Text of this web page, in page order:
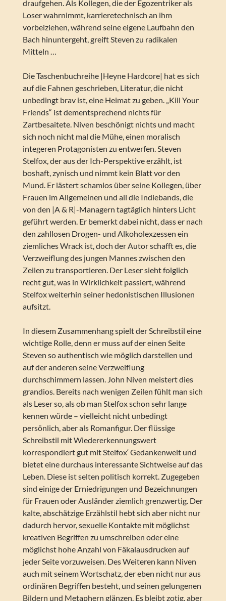
draufgehen. Als Kollegen, die der Egozentriker als
Loser wahrnimmt, karrieretechnisch an ihm
vorbeiziehen, während seine eigene Laufbahn den
Bach hinuntergeht, greift Steven zu radikalen
Mitteln …
Die Taschenbuchreihe |Heyne Hardcore| hat es sich
auf die Fahnen geschrieben, Literatur, die nicht
unbedingt brav ist, eine Heimat zu geben. „Kill Your
Friends“ ist dementsprechend nichts für
Zartbesaitete. Niven beschönigt nichts und macht
sich noch nicht mal die Mühe, einen moralisch
integeren Protagonisten zu entwerfen. Steven
Stelfox, der aus der Ich-Perspektive erzählt, ist
boshaft, zynisch und nimmt kein Blatt vor den
Mund. Er lästert schamlos über seine Kollegen, über
Frauen im Allgemeinen und all die Indiebands, die
von den |A & R|-Managern tagtäglich hinters Licht
geführt werden. Er bemerkt dabei nicht, dass er nach
den zahllosen Drogen- und Alkoholexzessen ein
ziemliches Wrack ist, doch der Autor schafft es, die
Verzweiflung des jungen Mannes zwischen den
Zeilen zu transportieren. Der Leser sieht folglich
recht gut, was in Wirklichkeit passiert, während
Stelfox weiterhin seiner hedonistischen Illusionen
aufsitzt.
In diesem Zusammenhang spielt der Schreibstil eine
wichtige Rolle, denn er muss auf der einen Seite
Steven so authentisch wie möglich darstellen und
auf der anderen seine Verzweiflung
durchschimmern lassen. John Niven meistert dies
grandios. Bereits nach wenigen Zeilen fühlt man sich
als Leser so, als ob man Stelfox schon sehr lange
kennen würde – vielleicht nicht unbedingt
persönlich, aber als Romanfigur. Der flüssige
Schreibstil mit Wiedererkennungswert
korrespondiert gut mit Stelfox‘ Gedankenwelt und
bietet eine durchaus interessante Sichtweise auf das
Leben. Diese ist selten politisch korrekt. Zugegeben
sind einige der Erniedrigungen und Bezeichnungen
für Frauen oder Ausländer ziemlich grenzwertig. Der
kalte, abschätzige Erzählstil hebt sich aber nicht nur
dadurch hervor, sexuelle Kontakte mit möglichst
kreativen Begriffen zu umschreiben oder eine
möglichst hohe Anzahl von Fäkalausdrucken auf
jeder Seite vorzuweisen. Des Weiteren kann Niven
auch mit seinem Wortschatz, der eben nicht nur aus
ordinären Begriffen besteht, und seinen gelungenen
Bildern und Metaphern glänzen. Es bleibt zotig, aber